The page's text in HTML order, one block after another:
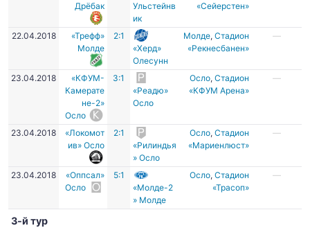
Дрёбак
Ульстейнв
ик
«Сейерстен»
22.04.2018
«Трефф»
Молде
2:1
«Херд»
Олесунн
Молде,Стадион
«Рекнесбанен»
—
23.04.2018
«КФУМ-
Камерате
не-2»
Осло
3:1
«Реадю»
Осло
Осло,Стадион
«КФУМ Арена»
—
23.04.2018
«Локомот
ив» Осло
2:1
«Рилиндья
» Осло
Осло,Стадион
«Мариенлюст»
—
23.04.2018
«Оппсал»
Осло
5:1
«Молде-2
» Молде
Осло,Стадион
«Трасоп»
—
3-й тур